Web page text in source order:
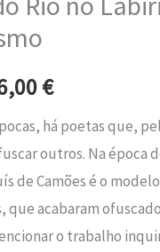
€
há poetas que,
outros. Na época
de Camões é o
que acabaram
o trabalho